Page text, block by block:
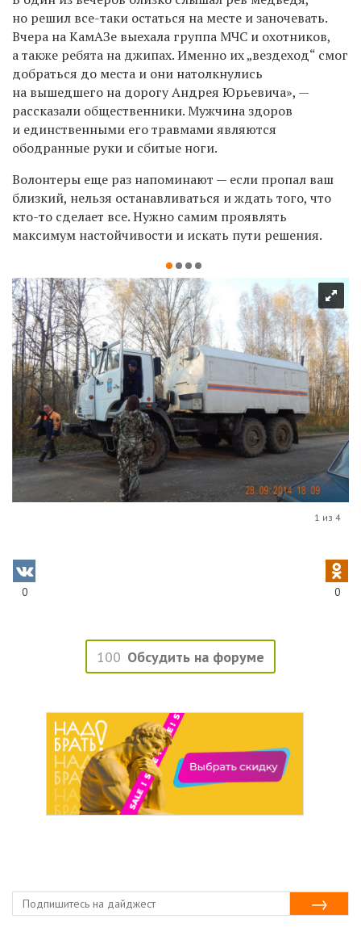
но решил все-таки остаться на месте и заночевать.
Вчера на КамАЗе выехала группа МЧС и охотников,
а также ребята на джипах. Именно их „вездеход“ смог
добраться до места и они натолкнулись
на вышедшего на дорогу Андрея Юрьевича», —
рассказали общественники. Мужчина здоров
и единственными его травмами являются
ободранные руки и сбитые ноги.
Волонтеры еще раз напоминают — если пропал ваш
близкий, нельзя останавливаться и ждать того, что
кто-то сделает все. Нужно самим проявлять
максимум настойчивости и искать пути решения.
1 из 4
0 0
100 Обсудить на форуме